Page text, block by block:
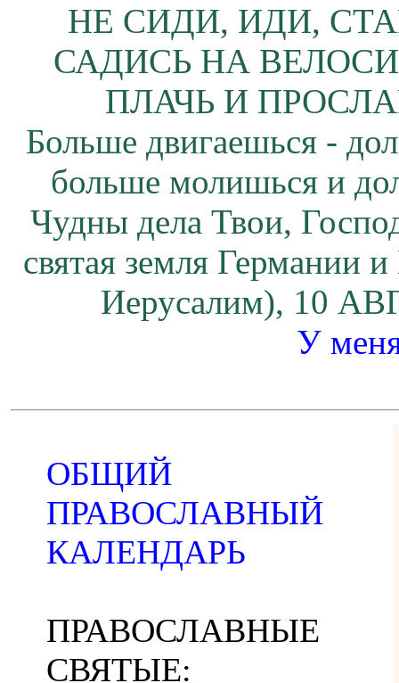
НЕ СИДИ, ИДИ,
САДИСЬ НА
ПЛАЧЬ И
Больше двигаешься -
больше молишься и
Чудны дела Твои,
святая земля Германии
Иерусалим), 10
У
ОБЩИЙ
ПРАВОСЛАВНЫЙ
КАЛЕНДАРЬ
ПРАВОСЛАВНЫЕ
СВЯТЫЕ: